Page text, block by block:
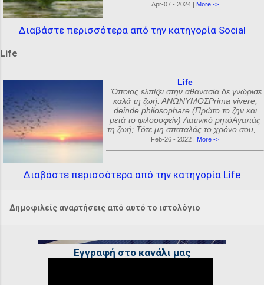
Apr-07 - 2024 | More ->
Διαβάστε περισσότερα από την κατηγορία Social
Life
Life
Όποιος ελπίζει στην αθανασία δε γνώρισε
καλά τη ζωή. ΑΝΩΝΥΜΟΣPrima vivere,
deinde philosophare (Πρώτο το ζην και
μετά το φιλοσοφείν) Λατινικό ρητόΑγαπάς
τη ζωή; Τότε μη σπαταλάς το χρόνο σου,...
Feb-26 - 2022 | More ->
Διαβάστε περισσότερα από την κατηγορία Life
Δημοφιλείς αναρτήσεις από αυτό το ιστολόγιο
Εγγραφή στο κανάλι μας